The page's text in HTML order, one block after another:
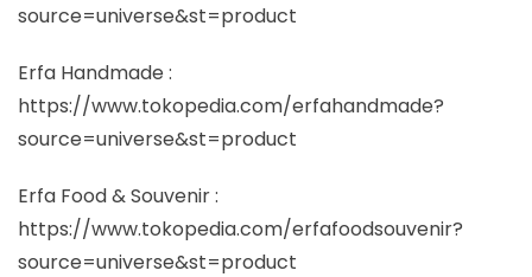
source=universe&st=product
Erfa Handmade :
https://www.tokopedia.com/erfahandmade?
source=universe&st=product
Erfa Food & Souvenir :
https://www.tokopedia.com/erfafoodsouvenir?
source=universe&st=product